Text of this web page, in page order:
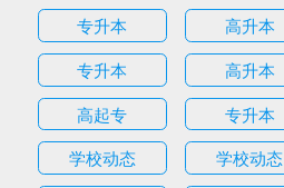
专升本
高升本
专升本
高升本
高起专
专升本
学校动态
学校动态